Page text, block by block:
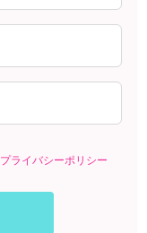
プライバシーポリシー